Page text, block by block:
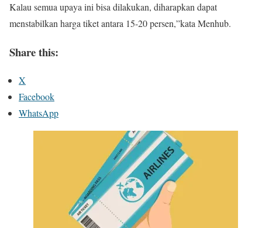
Kalau semua upaya ini bisa dilakukan, diharapkan dapat
menstabilkan harga tiket antara 15-20 persen,”kata Menhub.
Share this:
X
Facebook
WhatsApp